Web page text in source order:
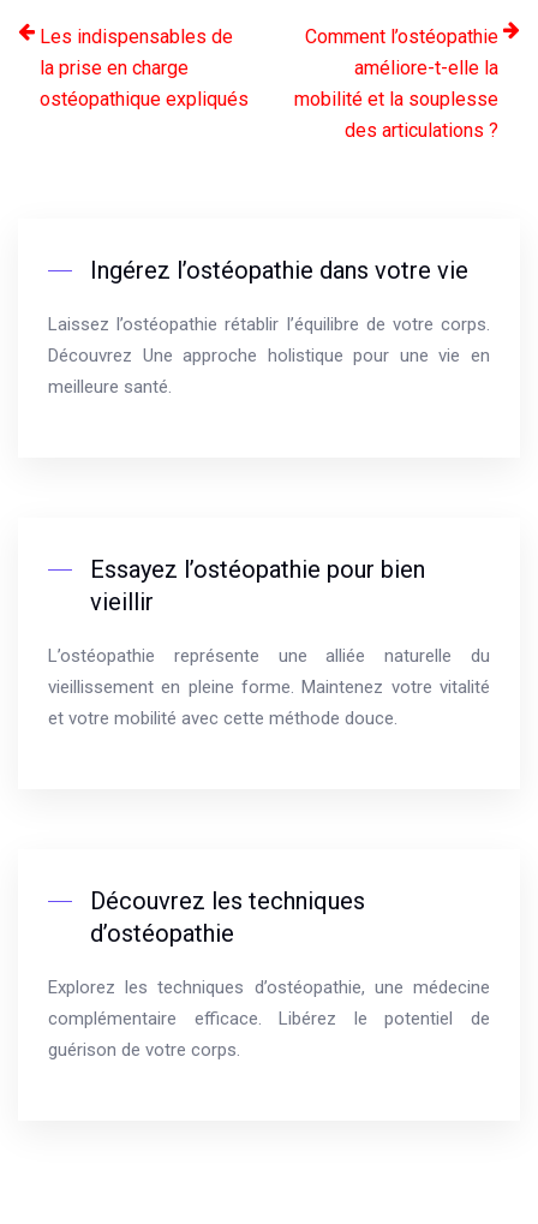
Les indispensables de
la prise en charge
ostéopathique expliqués
Comment l’ostéopathie
améliore-t-elle la
mobilité et la souplesse
des articulations ?
Ingérez l’ostéopathie dans votre vie
Laissez l’ostéopathie rétablir l’équilibre de votre corps.
Découvrez Une approche holistique pour une vie en
meilleure santé.
Essayez l’ostéopathie pour bien
vieillir
L’ostéopathie représente une alliée naturelle du
vieillissement en pleine forme. Maintenez votre vitalité
et votre mobilité avec cette méthode douce.
Découvrez les techniques
d’ostéopathie
Explorez les techniques d’ostéopathie, une médecine
complémentaire efficace. Libérez le potentiel de
guérison de votre corps.